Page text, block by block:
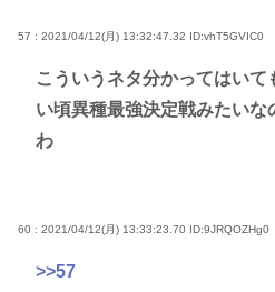
57 : 2021/04/12(月) 13:32:47.32 ID:vhT5GVIC0
こういうネタ分かってはいて
い頃異種最強決定戦みたいな
わ
60 : 2021/04/12(月) 13:33:23.70 ID:9JRQOZHg0
>>57